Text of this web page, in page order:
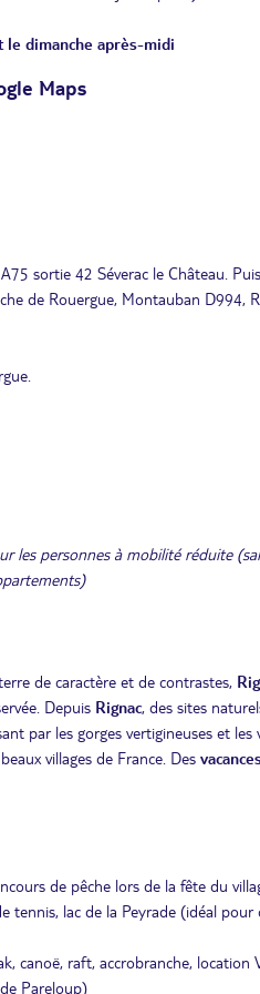
dimanche après-midi
Maps
sortie 42 Séverac le Château.
de Rouergue, Montauban D994,
les personnes à mobilité réduite
de caractère et de contrastes,
Depuis Rignac, des sites
par les gorges vertigineuses et
villages de France. Des
de pêche lors de la fête du
tennis, lac de la Peyrade (idéal pour
canoë, raft, accrobranche, location
Pareloup)